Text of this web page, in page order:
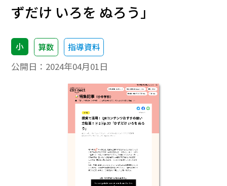
ずだけ いろを ぬろう」
小 算数 指導資料
公開日： 2024年04月01日